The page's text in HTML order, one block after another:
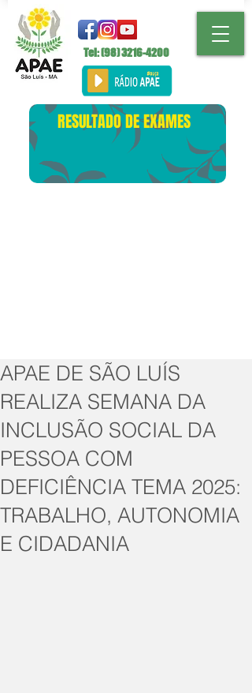
Tel: (98)3216-4200
RESULTADO DE EXAMES
APAE DE SÃO LUÍS
REALIZA SEMANA DA
INCLUSÃO SOCIAL DA
PESSOA COM
DEFICIÊNCIA TEMA 2025:
TRABALHO, AUTONOMIA
E CIDADANIA